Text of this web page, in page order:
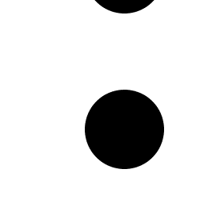
Salicilato de Metila